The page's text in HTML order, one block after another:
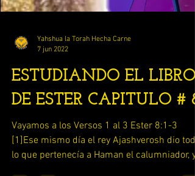
Yahshua la Torah Hecha Carne
7 jun 2022